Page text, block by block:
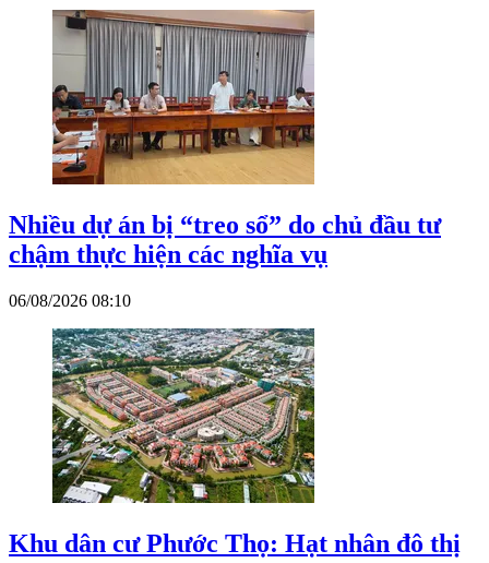
Nhiều dự án bị “treo sổ” do chủ đầu tư
chậm thực hiện các nghĩa vụ
06/08/2026 08:10
Khu dân cư Phước Thọ: Hạt nhân đô thị